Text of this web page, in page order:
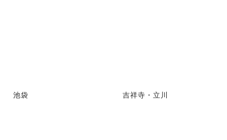
池袋 吉祥寺・立川